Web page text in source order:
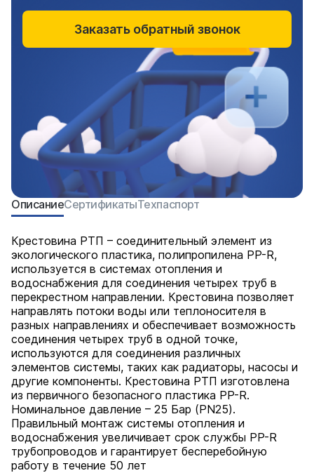
ОписаниеСертификатыТехпаспорт
Крестовина РТП – соединительный элемент из
экологического пластика, полипропилена PP-R,
используется в системах отопления и
водоснабжения для соединения четырех труб в
перекрестном направлении. Крестовина позволяет
направлять потоки воды или теплоносителя в
разных направлениях и обеспечивает возможность
соединения четырех труб в одной точке,
используются для соединения различных
элементов системы, таких как радиаторы, насосы и
другие компоненты. Крестовина РТП изготовлена
из первичного безопасного пластика PP-R.
Номинальное давление – 25 Бар (PN25).
Правильный монтаж системы отопления и
водоснабжения увеличивает срок службы PP-R
трубопроводов и гарантирует бесперебойную
работу в течение 50 лет
Заказать обратный звонок